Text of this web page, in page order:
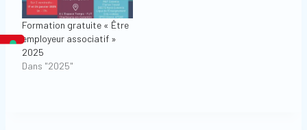
Formation gratuite « Être
employeur associatif »
2025
Dans "2025"